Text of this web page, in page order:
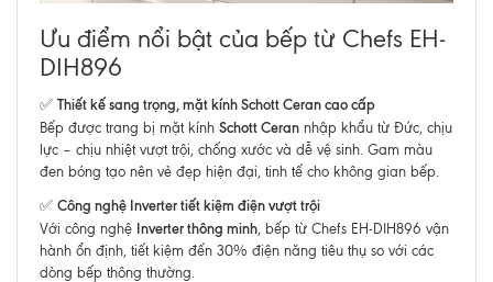
Ưu điểm nổi bật của bếp từ Chefs EH-
DIH896
✅ Thiết kế sang trọng, mặt kính Schott Ceran cao cấp
Bếp được trang bị mặt kính Schott Ceran nhập khẩu từ Đức, chịu
lực – chịu nhiệt vượt trội, chống xước và dễ vệ sinh. Gam màu
đen bóng tạo nên vẻ đẹp hiện đại, tinh tế cho không gian bếp.
✅ Công nghệ Inverter tiết kiệm điện vượt trội
Với công nghệ Inverter thông minh, bếp từ Chefs EH-DIH896 vận
hành ổn định, tiết kiệm đến 30% điện năng tiêu thụ so với các
dòng bếp thông thường.